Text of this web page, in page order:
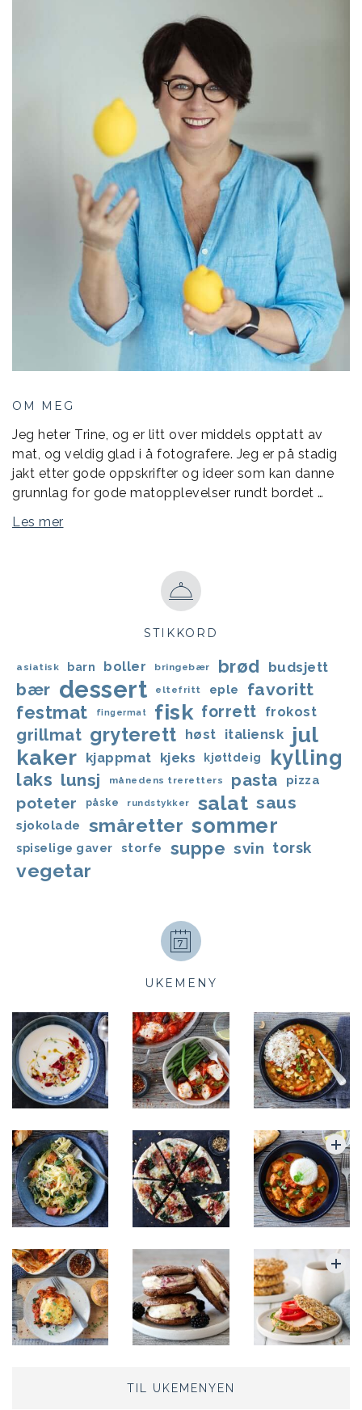
OM MEG
Jeg heter Trine, og er litt over middels opptatt av
mat, og veldig glad i å fotografere. Jeg er på stadig
jakt etter gode oppskrifter og ideer som kan danne
grunnlag for gode matopplevelser rundt bordet …
Les mer
STIKKORD
asiatisk barn boller bringebær brød budsjett
bær dessert eltefritt eple favoritt
festmat fingermat fisk forrett frokost
grillmat gryterett høst italiensk
jul
kaker kjappmat kjeks kjøttdeig kylling
laks lunsj månedens treretters pasta pizza
poteter påske rundstykker salat saus
sjokolade småretter sommer
spiselige gaver storfe suppe svin torsk
vegetar
UKEMENY
TIL UKEMENYEN